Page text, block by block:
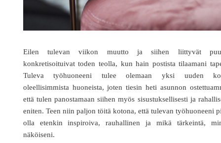
Eilen tulevan viikon muutto ja siihen liittyvät
konkretisoituivat toden teolla, kun hain postista tilaamani
Tuleva työhuoneeni tulee olemaan yksi uuden
oleellisimmista huoneista, joten tiesin heti asunnon
että tulen panostamaan siihen myös sisustuksellisesti ja
eniten. Teen niin paljon töitä kotona, että tulevan työhuoneeni
olla etenkin inspiroiva, rauhallinen ja mikä tärkeintä,
näköiseni.